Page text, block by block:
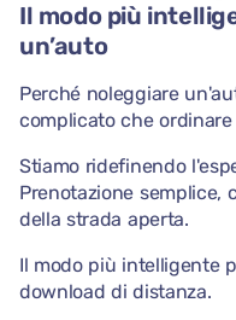
Il modo più
un’auto
Perché noleggiare
complicato che
Stiamo ridefinendo
Prenotazione semplice,
della strada aperta.
Il modo più intelligente
download di distanza.